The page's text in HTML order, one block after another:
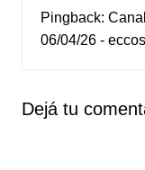
Pingback:
06/04/26 -
Dejá tu